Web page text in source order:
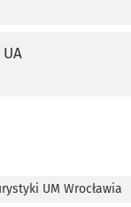
UM Wrocławia